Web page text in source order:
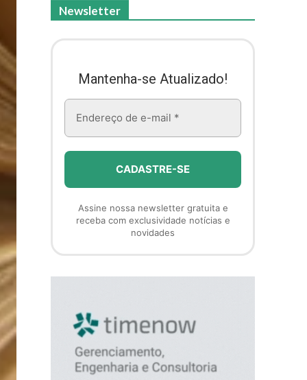
Newsletter
Mantenha-se Atualizado!
Assine nossa newsletter gratuita e
receba com exclusividade notícias e
novidades